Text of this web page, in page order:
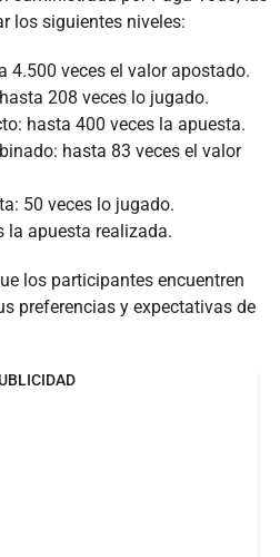
los siguientes niveles:
4.500 veces el valor apostado.
208 veces lo jugado.
hasta 400 veces la apuesta.
hasta 83 veces el valor
50 veces lo jugado.
la apuesta realizada.
los participantes encuentren
preferencias y expectativas de